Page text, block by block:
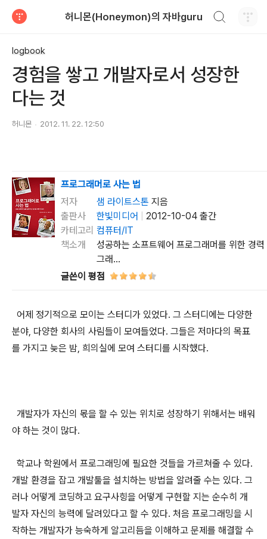
허니몬(Honeymon)의 자바guru
logbook
경험을 쌓고 개발자로서 성장한
다는 것
허니몬 2012. 11. 22. 12:50
프로그래머로 사는 법
저자
샘 라이트스톤 지음
출판사
한빛미디어
2012-10-04 출간
카테고리 컴퓨터/IT
책소개
성공하는 소프트웨어 프로그래머를 위한 경력
그래...
글쓴이 평점
어제 정기적으로 모이는 스터디가 있었다. 그 스터디에는 다양한
분야, 다양한 회사의 사림들이 모여들었다. 그들은 저마다의 목표
를 가지고 늦은 밤, 희의실에 모여 스터디를 시작했다.
개발자가 자신의 몫을 할 수 있는 위치로 성장하기 위해서는 배워
야 하는 것이 많다.
학교나 학원에서 프로그래밍에 필요한 것들을 가르쳐줄 수 있다.
개발 환경을 잡고 개발툴을 설치하는 방법을 알려줄 수는 있다. 그
러나 어떻게 코딩하고 요구사힝을 어떻게 구현할 지는 순수히 개
발자 자신의 능력에 달려있다고 할 수 있다. 처음 프로그래밍을 시
작하는 개발자가 능숙하게 알고리듬을 이해하고 문제를 해결할 수